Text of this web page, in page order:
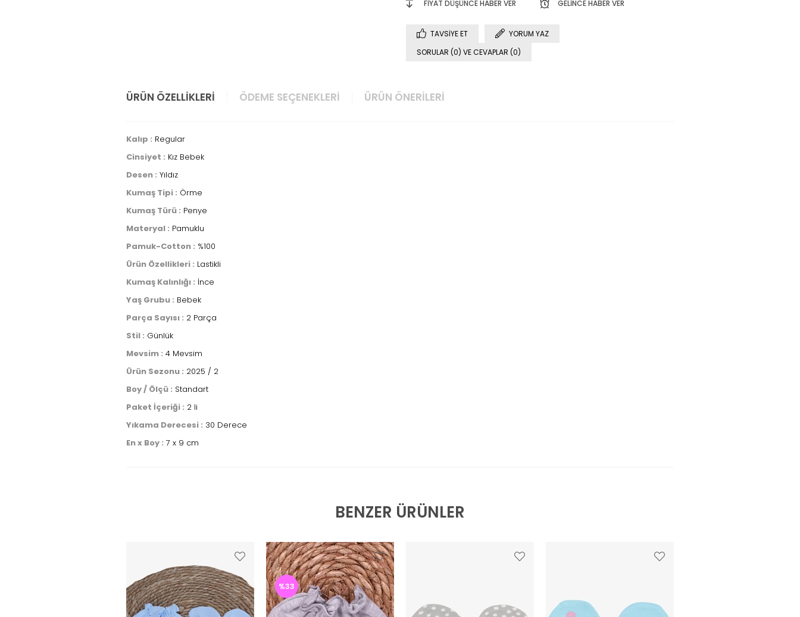
FIYAT DÜŞÜNCE HABER VER GELINCE HABER VER
TAVSIYE ET
YORUM YAZ
SORULAR (0) VE CEVAPLAR (0)
ÜRÜN ÖZELLIKLERI ÖDEME SEÇENEKLERI ÜRÜN ÖNERILERI
Kalıp : Regular
Cinsiyet : Kız Bebek
Desen : Yıldız
Kumaş Tipi : Örme
Kumaş Türü : Penye
Materyal : Pamuklu
Pamuk-Cotton : %100
Ürün Özellikleri : Lastikli
Kumaş Kalınlığı : İnce
Yaş Grubu : Bebek
Parça Sayısı : 2 Parça
Stil : Günlük
Mevsim : 4 Mevsim
Ürün Sezonu : 2025 / 2
Boy / Ölçü : Standart
Paket İçeriği : 2 li
Yıkama Derecesi : 30 Derece
En x Boy : 7 x 9 cm
BENZER ÜRÜNLER
%33